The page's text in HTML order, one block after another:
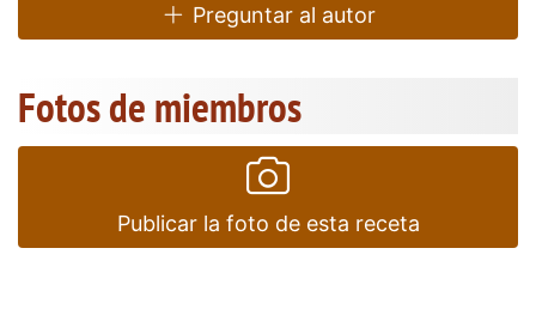
Preguntar al autor
Fotos de miembros
Publicar la foto de esta receta